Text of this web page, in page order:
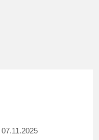
07.11.2025